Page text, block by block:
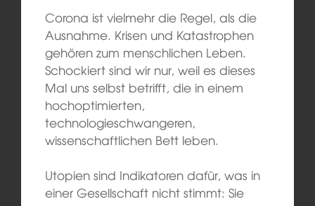
Corona ist vielmehr die Regel, als die
Ausnahme. Krisen und Katastrophen
gehören zum menschlichen Leben.
Schockiert sind wir nur, weil es dieses
Mal uns selbst betrifft, die in einem
hochoptimierten,
technologieschwangeren,
wissenschaftlichen Bett leben.
Utopien sind Indikatoren dafür, was in
einer Gesellschaft nicht stimmt: Sie